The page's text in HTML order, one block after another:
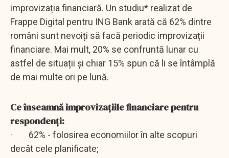
improvizația financiară. Un studiu* realizat de
Frappe Digital pentru ING Bank arată că 62% dintre
români sunt nevoiți să facă periodic improvizații
financiare. Mai mult, 20% se confruntă lunar cu
astfel de situații și chiar 15% spun că li se întâmplă
de mai multe ori pe lună.
Ce înseamnă improvizațiile financiare pentru
respondenți:
· 62% - folosirea economiilor în alte scopuri
decât cele planificate;